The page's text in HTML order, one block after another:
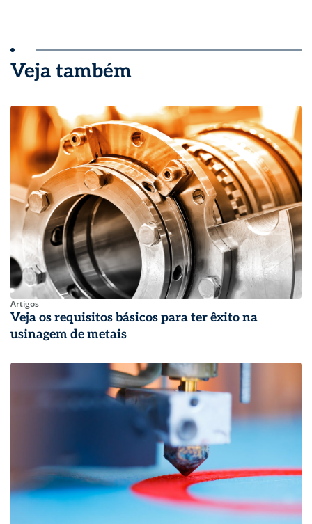
Veja também
Artigos
Veja os requisitos básicos para ter êxito na
usinagem de metais